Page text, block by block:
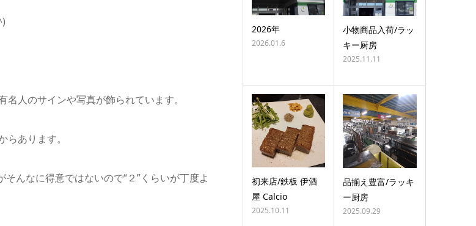
人のサインや写真が飾られています。
あります。
んなに得意ではないので“２”くらいが丁度よ
2026年
2026.01.6
小物商品入荷/ラッ
キー厨房
2025.11.11
初来店/鉄板 伊酒
屋 Calcio
2025.10.11
品揃え豊富/ラッキ
ー厨房
2025.09.29